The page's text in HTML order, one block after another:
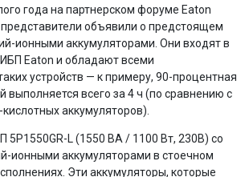
года на партнерском форуме Eaton
объявили о предстоящем
ионными аккумуляторами. Они входят в
ИБП Eaton и обладают всеми
устройств — к примеру, 90-процентная
выполняется всего за 4 ч (по сравнению с
аккумуляторов).
L (1550 ВА / 1100 Вт, 230В) со
ионными аккумуляторами в стоечном
Эти аккумуляторы, которые